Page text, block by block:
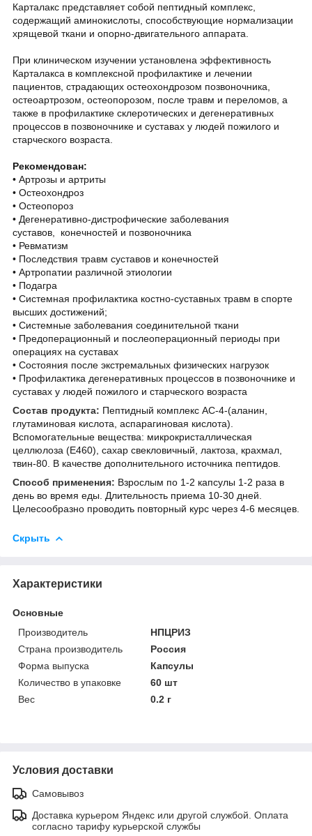
Карталакс представляет собой пептидный комплекс,
содержащий аминокислоты, способствующие нормализации
хрящевой ткани и опорно-двигательного аппарата.
При клиническом изучении установлена эффективность
Карталакса в комплексной профилактике и лечении
пациентов, страдающих остеохондрозом позвоночника,
остеоартрозом, остеопорозом, после травм и переломов, а
также в профилактике склеротических и дегенеративных
процессов в позвоночнике и суставах у людей пожилого и
старческого возраста.
Рекомендован:
• Артрозы и артриты
• Остеохондроз
• Остеопороз
• Дегенеративно-дистрофические заболевания
суставов, конечностей и позвоночника
• Ревматизм
• Последствия травм суставов и конечностей
• Артропатии различной этиологии
• Подагра
• Системная профилактика костно-суставных травм в спорте
высших достижений;
• Системные заболевания соединительной ткани
• Предоперационный и послеоперационный периоды при
операциях на суставах
• Состояния после экстремальных физических нагрузок
• Профилактика дегенеративных процессов в позвоночнике и
суставах у людей пожилого и старческого возраста
Состав продукта: Пептидный комплекс АC-4-(аланин,
глутаминовая кислота, аспарагиновая кислота).
Вспомогательные вещества: микрокристаллическая
целлюлоза (Е460), сахар свекловичный, лактоза, крахмал,
твин-80. В качестве дополнительного источника пептидов.
Способ применения: Взрослым по 1-2 капсулы 1-2 раза в
день во время еды. Длительность приема 10-30 дней.
Целесообразно проводить повторный курс через 4-6 месяцев.
Скрыть
Характеристики
Основные
Производитель
НПЦРИЗ
Страна производитель
Россия
Форма выпуска
Капсулы
Количество в упаковке
60 шт
Вес
0.2 г
Условия доставки
Самовывоз
Доставка курьером Яндекс или другой службой. Оплата
согласно тарифу курьерской службы